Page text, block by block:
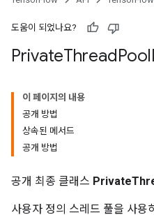
도움이 되었나요?
PrivateThreadPool
이 페이지의 내용
공개 방법
상속된 메서드
공개 방법
공개 최종 클래스
사용자 정의 스레드 풀을 사